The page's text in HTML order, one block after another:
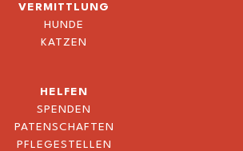
VERMITTLUNG
HUNDE
KATZEN
HELFEN
SPENDEN
PATENSCHAFTEN
PFLEGESTELLEN